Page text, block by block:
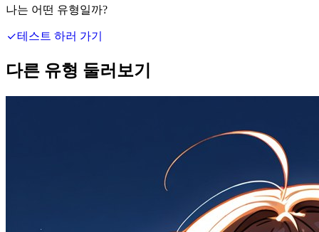
나는 어떤 유형일까?
테스트 하러 가기
다른 유형 둘러보기